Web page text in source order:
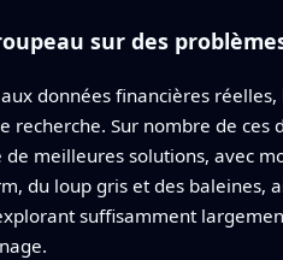
sur des
données financières
recherche. Sur nombre de ces
meilleures solutions, avec
du loup gris et des baleines,
suffisamment